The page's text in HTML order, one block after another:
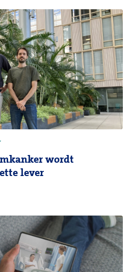
wordt
lever